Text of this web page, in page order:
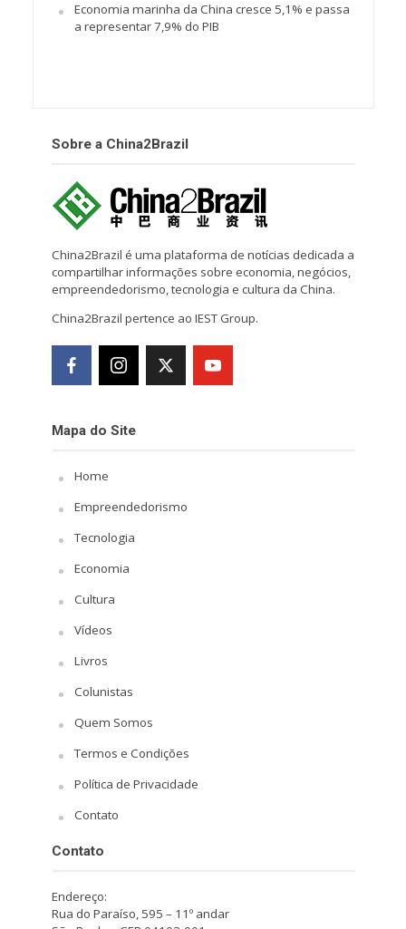
Economia marinha da China cresce 5,1% e passa
a representar 7,9% do PIB
Sobre a China2Brazil
China2Brazil é uma plataforma de notícias dedicada a
compartilhar informações sobre economia, negócios,
empreendedorismo, tecnologia e cultura da China.
China2Brazil pertence ao IEST Group.
Mapa do Site
Home
Empreendedorismo
Tecnologia
Economia
Cultura
Vídeos
Livros
Colunistas
Quem Somos
Termos e Condições
Política de Privacidade
Contato
Contato
Endereço:
Rua do Paraíso, 595 – 11º andar